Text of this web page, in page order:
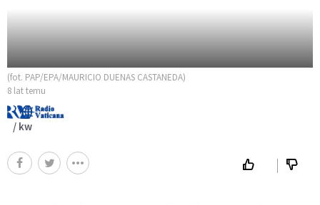
(fot. PAP/EPA/MAURICIO DUENAS CASTANEDA)
8 lat temu
/ kw